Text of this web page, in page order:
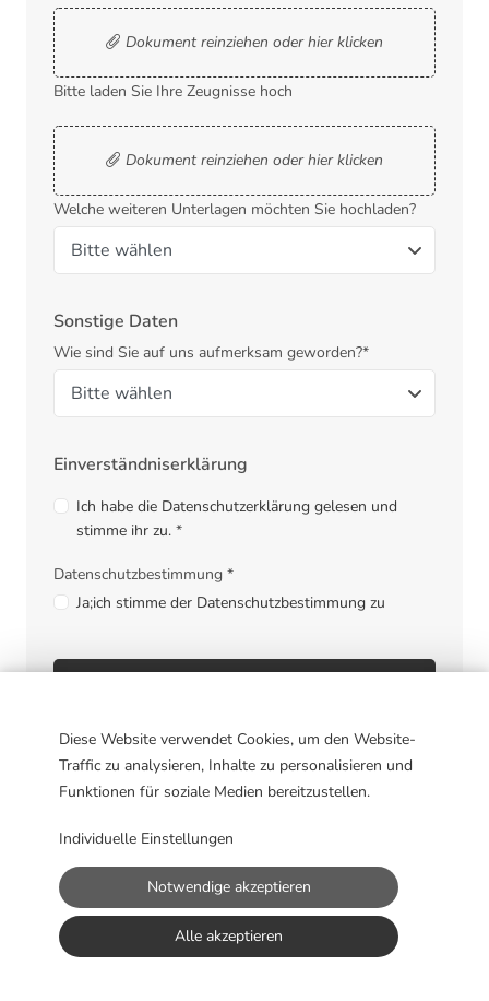
Dokument reinziehen oder hier klicken
Bitte laden Sie Ihre Zeugnisse hoch
Dokument reinziehen oder hier klicken
Welche weiteren Unterlagen möchten Sie hochladen?
Sonstige Daten
Wie sind Sie auf uns aufmerksam geworden?*
Einverständniserklärung
Ich habe die Datenschutzerklärung gelesen und
stimme ihr zu. *
Datenschutzbestimmung *
Ja;ich stimme der Datenschutzbestimmung zu
ImpressumDatenschutz
Powered by
Diese Website verwendet Cookies, um den Website-
Traffic zu analysieren, Inhalte zu personalisieren und
Funktionen für soziale Medien bereitzustellen.
Individuelle Einstellungen
Notwendige akzeptieren
Alle akzeptieren